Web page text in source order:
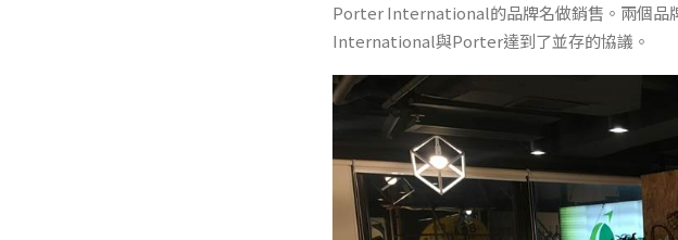
Porter International的品牌名做銷售。兩個品
International與Porter達到了並存的協議。